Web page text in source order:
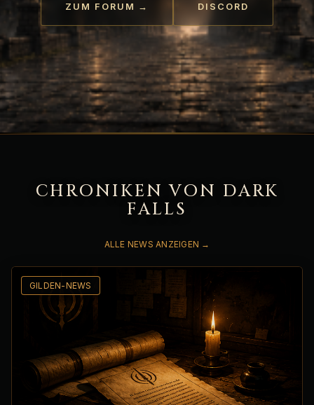
ZUM FORUM → DISCORD
CHRONIKEN VON DARK
FALLS
ALLE NEWS ANZEIGEN →
GILDEN-NEWS